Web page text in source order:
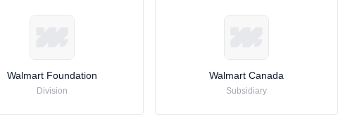
Walmart Foundation
Division
Walmart Canada
Subsidiary